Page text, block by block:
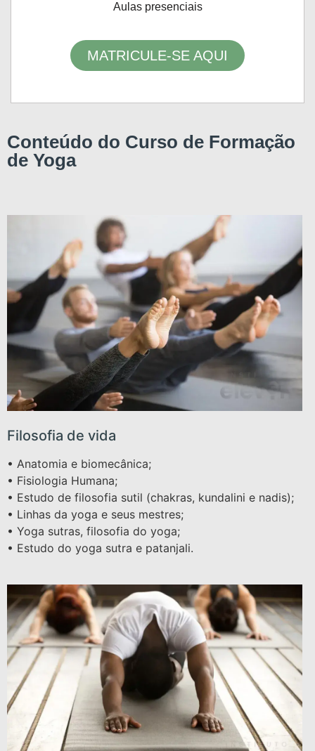
Aulas presenciais
MATRICULE-SE AQUI
Conteúdo do Curso de Formação
de Yoga
Filosofia de vida
• Anatomia e biomecânica;
• Fisiologia Humana;
• Estudo de filosofia sutil (chakras, kundalini e nadis);
• Linhas da yoga e seus mestres;
• Yoga sutras, filosofia do yoga;
• Estudo do yoga sutra e patanjali.